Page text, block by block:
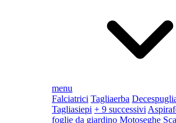
menu
Falciatrici Tagliaerba
Tagliasiepi + 9 successivi
foglie da giardino Motoseghe